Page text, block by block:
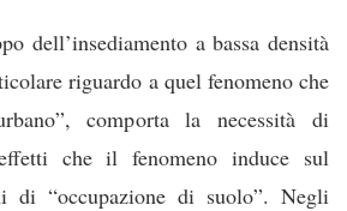
dell’insediamento a bassa densità
riguardo a quel fenomeno che
comporta la necessità di
che il fenomeno induce sul
di “occupazione di suolo”. Negli